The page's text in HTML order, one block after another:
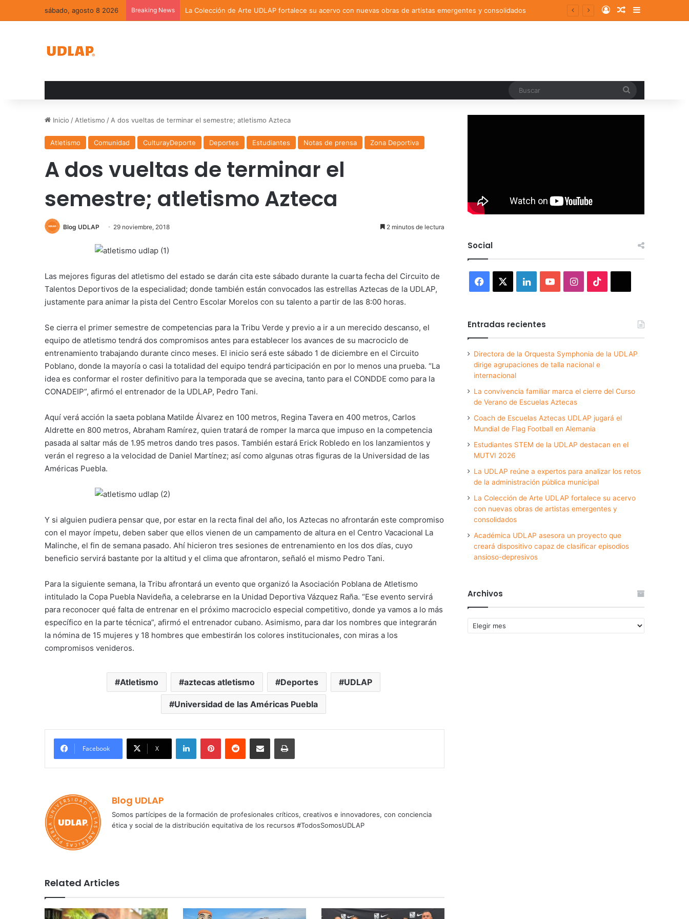
sábado, agosto 8 2026 Breaking News La Colección de Arte UDLAP fortalece su acervo con nuevas obras de artistas emergentes y consolidados Log InRandom Article
Sidebar
Inicio / Atletismo / A dos vueltas de terminar el semestre; atletismo Azteca
Atletismo Comunidad CulturayDeporte Deportes Estudiantes Notas de prensa Zona Deportiva
A dos vueltas de terminar el
semestre; atletismo Azteca
Blog UDLAP 29 noviembre, 2018 2 minutos de lectura
Las mejores figuras del atletismo del estado se darán cita este sábado durante la cuarta fecha del Circuito de
Talentos Deportivos de la especialidad; donde también están convocados las estrellas Aztecas de la UDLAP,
justamente para animar la pista del Centro Escolar Morelos con su talento a partir de las 8:00 horas.
Se cierra el primer semestre de competencias para la Tribu Verde y previo a ir a un merecido descanso, el
equipo de atletismo tendrá dos compromisos antes para establecer los avances de su macrociclo de
entrenamiento trabajando durante cinco meses. El inicio será este sábado 1 de diciembre en el Circuito
Poblano, donde la mayoría o casi la totalidad del equipo tendrá participación en por lo menos una prueba. “La
idea es conformar el roster definitivo para la temporada que se avecina, tanto para el CONDDE como para la
CONADEIP”, afirmó el entrenador de la UDLAP, Pedro Tani.
Aquí verá acción la saeta poblana Matilde Álvarez en 100 metros, Regina Tavera en 400 metros, Carlos
Aldrette en 800 metros, Abraham Ramírez, quien tratará de romper la marca que impuso en la competencia
pasada al saltar más de 1.95 metros dando tres pasos. También estará Erick Robledo en los lanzamientos y
verán el regreso a la velocidad de Daniel Martínez; así como algunas otras figuras de la Universidad de las
Américas Puebla.
Y si alguien pudiera pensar que, por estar en la recta final del año, los Aztecas no afrontarán este compromiso
con el mayor ímpetu, deben saber que ellos vienen de un campamento de altura en el Centro Vacacional La
Malinche, el fin de semana pasado. Ahí hicieron tres sesiones de entrenamiento en los dos días, cuyo
beneficio servirá bastante por la altitud y el clima que afrontaron, señaló el mismo Pedro Tani.
Para la siguiente semana, la Tribu afrontará un evento que organizó la Asociación Poblana de Atletismo
intitulado la Copa Puebla Navideña, a celebrarse en la Unidad Deportiva Vázquez Raña. “Ese evento servirá
para reconocer qué falta de entrenar en el próximo macrociclo especial competitivo, donde ya vamos a lo más
específico en la parte técnica”, afirmó el entrenador cubano. Asimismo, para dar los nombres que integrarán
la nómina de 15 mujeres y 18 hombres que embestirán los colores institucionales, con miras a los
compromisos venideros.
Atletismo aztecas atletismo Deportes UDLAP
Universidad de las Américas Puebla
Facebook X
LinkedInPinterestReddit Share via Email Print
Blog UDLAP
Somos partícipes de la formación de profesionales críticos, creativos e innovadores, con conciencia
ética y social de la distribución equitativa de los recursos #TodosSomosUDLAP
Related Articles
Social
Facebook LinkedInYouTubeInstagram
Entradas recientes
Directora de la Orquesta Symphonia de la UDLAP
dirige agrupaciones de talla nacional e
internacional
La convivencia familiar marca el cierre del Curso
de Verano de Escuelas Aztecas
Coach de Escuelas Aztecas UDLAP jugará el
Mundial de Flag Football en Alemania
Estudiantes STEM de la UDLAP destacan en el
MUTVI 2026
La UDLAP reúne a expertos para analizar los retos
de la administración pública municipal
La Colección de Arte UDLAP fortalece su acervo
con nuevas obras de artistas emergentes y
consolidados
Académica UDLAP asesora un proyecto que
creará dispositivo capaz de clasificar episodios
ansioso-depresivos
Archivos
Archivos